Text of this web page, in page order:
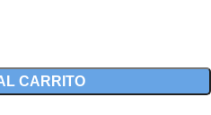
CARRITO